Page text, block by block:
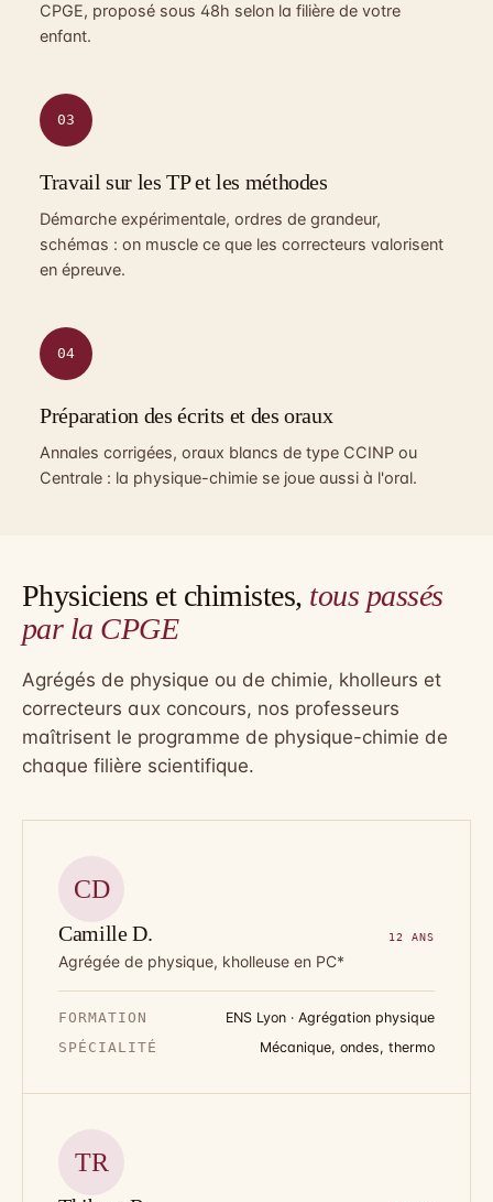
CPGE, proposé sous 48h selon la filière de votre
enfant.
03
Travail sur les TP et les méthodes
Démarche expérimentale, ordres de grandeur,
schémas : on muscle ce que les correcteurs valorisent
en épreuve.
04
Préparation des écrits et des oraux
Annales corrigées, oraux blancs de type CCINP ou
Centrale : la physique-chimie se joue aussi à l'oral.
Physiciens et chimistes, tous passés
par la CPGE
Agrégés de physique ou de chimie, kholleurs et
correcteurs aux concours, nos professeurs
maîtrisent le programme de physique-chimie de
chaque filière scientifique.
CD
Camille D. 12 ANS
Agrégée de physique, kholleuse en PC*
FORMATION
ENS Lyon · Agrégation physique
SPÉCIALITÉ
Mécanique, ondes, thermo
TR